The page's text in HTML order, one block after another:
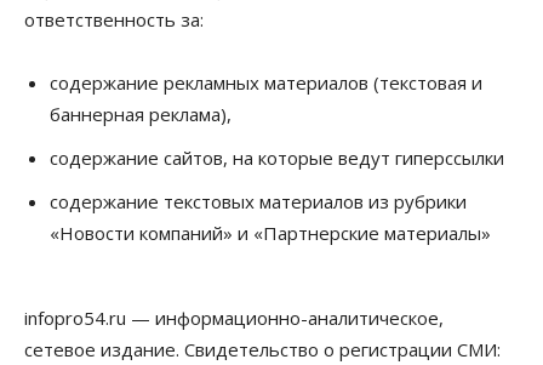
ответственность за:
содержание рекламных материалов (текстовая и
баннерная реклама),
содержание сайтов, на которые ведут гиперссылки
содержание текстовых материалов из рубрики
«Новости компаний» и «Партнерские материалы»
infopro54.ru — информационно-аналитическое,
сетевое издание. Свидетельство о регистрации СМИ: